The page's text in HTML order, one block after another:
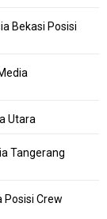
Bekasi Posisi
Utara
Tangerang
Posisi Crew